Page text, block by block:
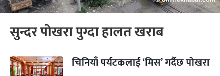
सुन्दर पोखरा पुग्दा हालत खराब
चिनियाँ पर्यटकलाई ‘मिस’ गर्दैछ पोखरा